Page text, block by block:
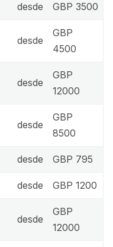
desde GBP 3500
desde
GBP
4500
desde
GBP
12000
desde
GBP
8500
desde GBP 795
desde GBP 1200
desde
GBP
12000